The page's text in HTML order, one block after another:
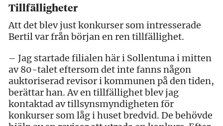
Tillfälligheter
Att det blev just konkurser som intresserade
Bertil var från början en ren tillfällighet.
– Jag startade filialen här i Sollentuna i mitten
av 80-talet eftersom det inte fanns någon
auktoriserad revisor i kommunen på den tiden,
berättar han. Av en tillfällighet blev jag
kontaktad av tillsynsmyndigheten för
konkurser som låg i huset bredvid. De behövde